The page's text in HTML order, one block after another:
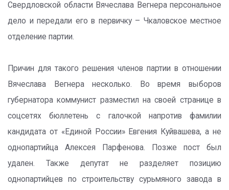
Свердловской области Вячеслава Вегнера персональное
дело и передали его в первичку – Чкаловское местное
отделение партии.
Причин для такого решения членов партии в отношении
Вячеслава Вегнера несколько. Во время выборов
губернатора коммунист разместил на своей странице в
соцсетях бюллетень с галочкой напротив фамилии
кандидата от «Единой России» Евгения Куйвашева, а не
однопартийца Алексея Парфенова. Позже пост был
удален. Также депутат не разделяет позицию
однопартийцев по строительству сурьмяного завода в